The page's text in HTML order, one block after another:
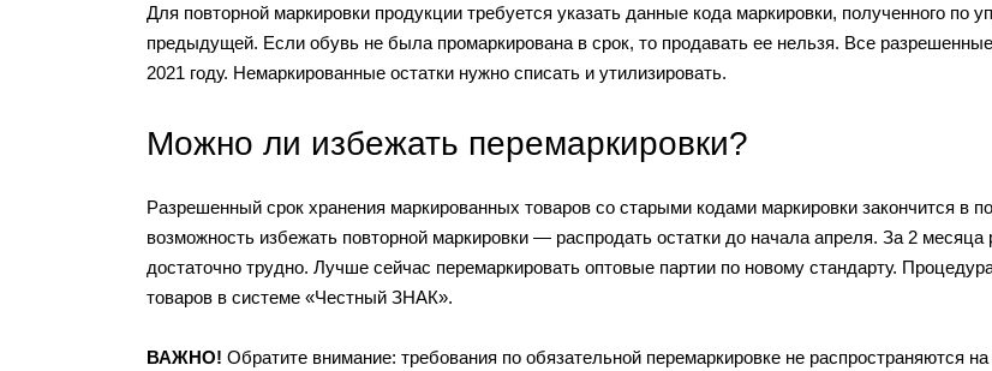
Для повторной маркировки продукции требуется указать данные кода маркировки, полученного
предыдущей. Если обувь не была промаркирована в срок, то продавать ее нельзя. Все
2021 году. Немаркированные остатки нужно списать и утилизировать.
Можно ли избежать перемаркировки?
Разрешенный срок хранения маркированных товаров со старыми кодами маркировки закончится в
возможность избежать повторной маркировки — распродать остатки до начала апреля. За 2
достаточно трудно. Лучше сейчас перемаркировать оптовые партии по новому стандарту.
товаров в системе «Честный ЗНАК».
ВАЖНО! Обратите внимание: требования по обязательной перемаркировке не распространяются